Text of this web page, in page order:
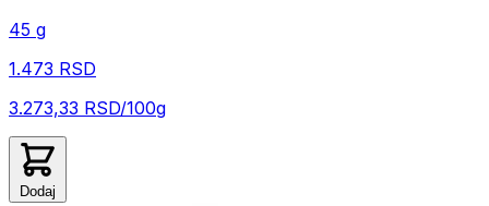
45 g
1.473 RSD
3.273,33 RSD/100g
Dodaj